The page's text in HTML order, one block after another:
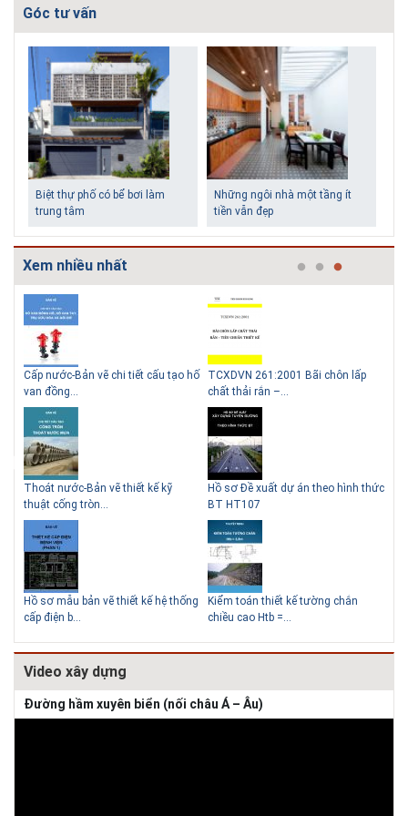
Góc tư vấn
Biệt thự phố có bể bơi làm
trung tâm
Những ngôi nhà một tầng ít
tiền vẫn đẹp
Lý do nên sử dụng gạch block
để xây nhà
Thiết kế nhà siêu nhỏ độc đáo
Giải pháp xử lý thấm chân
tường
Xem nhiều nhất
Cấp nước-Bản vẽ chi tiết cấu tạo hố
van đồng...
Thoát nước-Bản vẽ thiết kế kỹ
thuật cống tròn...
Hồ sơ mẫu bản vẽ thiết kế hệ thống
cấp điện b...
TCXDVN 261:2001 Bãi chôn lấp
chất thải rắn –...
Hồ sơ Đề xuất dự án theo hình thức
BT HT107
Kiểm toán thiết kế tường chắn
chiều cao Htb =...
Video xây dựng
Đường hầm xuyên biển (nối châu Á – Âu)